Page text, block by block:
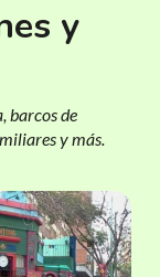
y
barcos de
y más.